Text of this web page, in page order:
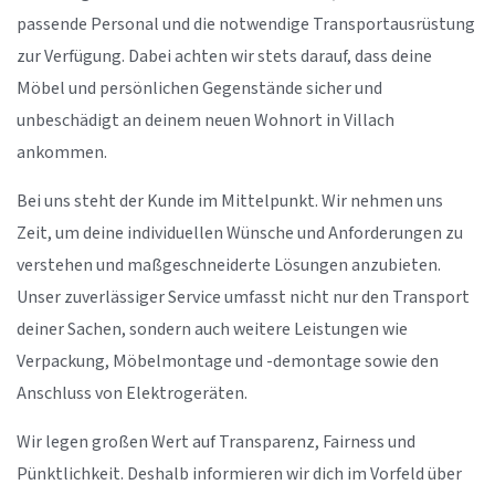
passende Personal und die notwendige Transportausrüstung
zur Verfügung. Dabei achten wir stets darauf, dass deine
Möbel und persönlichen Gegenstände sicher und
unbeschädigt an deinem neuen Wohnort in Villach
ankommen.
Bei uns steht der Kunde im Mittelpunkt. Wir nehmen uns
Zeit, um deine individuellen Wünsche und Anforderungen zu
verstehen und maßgeschneiderte Lösungen anzubieten.
Unser zuverlässiger Service umfasst nicht nur den Transport
deiner Sachen, sondern auch weitere Leistungen wie
Verpackung, Möbelmontage und -demontage sowie den
Anschluss von Elektrogeräten.
Wir legen großen Wert auf Transparenz, Fairness und
Pünktlichkeit. Deshalb informieren wir dich im Vorfeld über